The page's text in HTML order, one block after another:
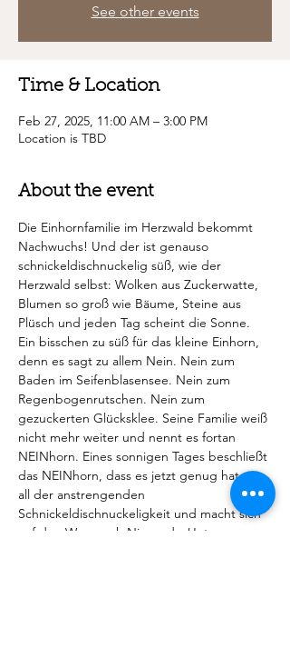
See other events
Time & Location
Feb 27, 2025, 11:00 AM – 3:00 PM
Location is TBD
About the event
Die Einhornfamilie im Herzwald bekommt
Nachwuchs! Und der ist genauso
schnickeldischnuckelig süß, wie der
Herzwald selbst: Wolken aus Zuckerwatte,
Blumen so groß wie Bäume, Steine aus
Plüsch und jeden Tag scheint die Sonne.
Ein bisschen zu süß für das kleine Einhorn,
denn es sagt zu allem Nein. Nein zum
Baden im Seifenblasensee. Nein zum
Regenbogenrutschen. Nein zum
gezuckerten Glücksklee. Seine Familie weiß
nicht mehr weiter und nennt es fortan
NEINhorn. Eines sonnigen Tages beschließt
das NEINhorn, dass es jetzt genug hat von
all der anstrengenden
Schnickeldischnuckeligkeit und macht sich
auf den Weg nach Nirgends. Unterwegs